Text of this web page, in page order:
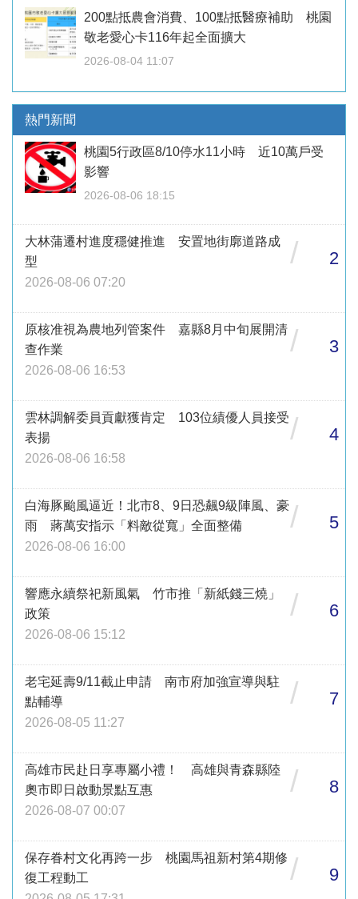
200點抵農會消費、100點抵醫療補助 桃園
敬老愛心卡116年起全面擴大
2026-08-04 11:07
熱門新聞
桃園5行政區8/10停水11小時 近10萬戶受
影響
2026-08-06 18:15
大林蒲遷村進度穩健推進 安置地街廓道路成
型
2026-08-06 07:20
/ 2
原核准視為農地列管案件 嘉縣8月中旬展開清
查作業
2026-08-06 16:53
/ 3
雲林調解委員貢獻獲肯定 103位績優人員接受
表揚
2026-08-06 16:58
/ 4
白海豚颱風逼近！北市8、9日恐飆9級陣風、豪
雨 蔣萬安指示「料敵從寬」全面整備
2026-08-06 16:00
/ 5
響應永續祭祀新風氣 竹市推「新紙錢三燒」
政策
2026-08-06 15:12
/ 6
老宅延壽9/11截止申請 南市府加強宣導與駐
點輔導
2026-08-05 11:27
/ 7
高雄市民赴日享專屬小禮！ 高雄與青森縣陸
奧市即日啟動景點互惠
2026-08-07 00:07
/ 8
保存眷村文化再跨一步 桃園馬祖新村第4期修
復工程動工
/ 9